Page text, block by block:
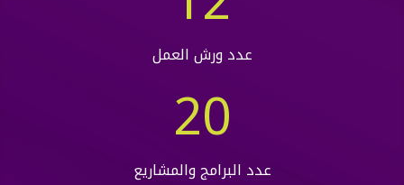
عدد ورش العمل
20
عدد البرامج والمشاريع